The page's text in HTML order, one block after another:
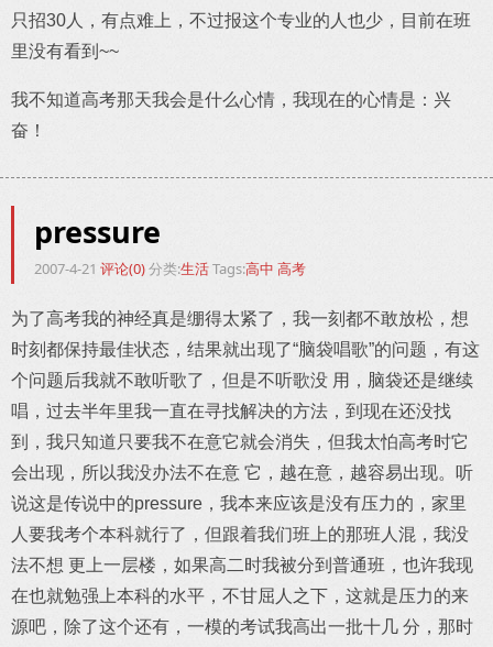
只招30人，有点难上，不过报这个专业的人也少，目前在班
里没有看到~~
我不知道高考那天我会是什么心情，我现在的心情是：兴
奋！
pressure
2007-4-21 评论(0)分类:生活Tags:高中 高考
为了高考我的神经真是绷得太紧了，我一刻都不敢放松，想
时刻都保持最佳状态，结果就出现了“脑袋唱歌”的问题，有这
个问题后我就不敢听歌了，但是不听歌没 用，脑袋还是继续
唱，过去半年里我一直在寻找解决的方法，到现在还没找
到，我只知道只要我不在意它就会消失，但我太怕高考时它
会出现，所以我没办法不在意 它，越在意，越容易出现。听
说这是传说中的pressure，我本来应该是没有压力的，家里
人要我考个本科就行了，但跟着我们班上的那班人混，我没
法不想 更上一层楼，如果高二时我被分到普通班，也许我现
在也就勉强上本科的水平，不甘屈人之下，这就是压力的来
源吧，除了这个还有，一模的考试我高出一批十几 分，那时